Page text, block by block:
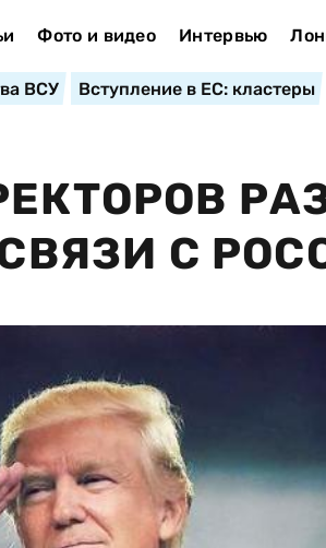
Фото и видео Интервью
ВСУ Вступление в ЕС: кластеры
С